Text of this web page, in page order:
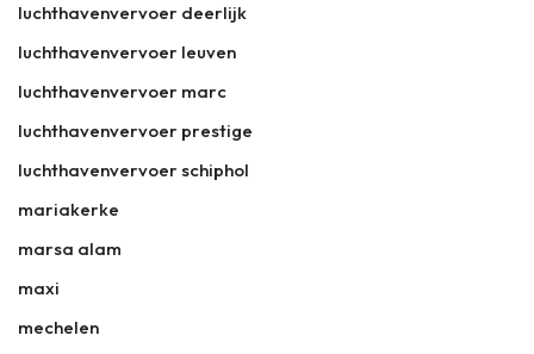
luchthavenvervoer deerlijk
luchthavenvervoer leuven
luchthavenvervoer marc
luchthavenvervoer prestige
luchthavenvervoer schiphol
mariakerke
marsa alam
maxi
mechelen